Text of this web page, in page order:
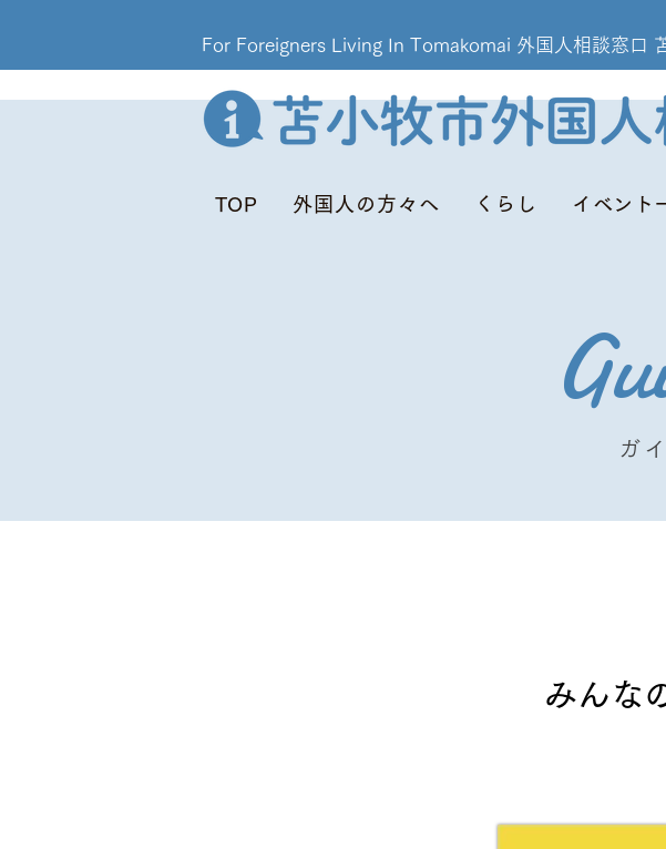
For Foreigners Living In Tomakomai 外国人相談窓口
TOP 外国人の方々へ くらし イベント
ガ
みんな